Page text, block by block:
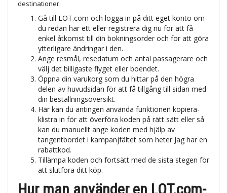
destinationer.
Gå till LOT.com och logga in på ditt eget konto om
du redan har ett eller registrera dig nu för att få
enkel åtkomst till din bokningsorder och för att göra
ytterligare ändringar i den.
Ange resmål, resedatum och antal passagerare och
välj det billigaste flyget eller boendet.
Öppna din varukorg som du hittar på den högra
delen av huvudsidan för att få tillgång till sidan med
din beställningsöversikt.
Här kan du antingen använda funktionen kopiera-
klistra in för att överföra koden på rätt sätt eller så
kan du manuellt ange koden med hjälp av
tangentbordet i kampanjfältet som heter Jag har en
rabattkod.
Tillämpa koden och fortsätt med de sista stegen för
att slutföra ditt köp.
Hur man använder en LOT.com-